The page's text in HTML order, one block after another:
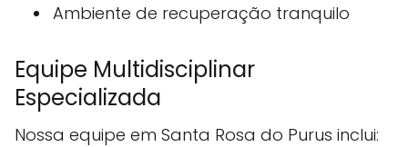
Ambiente de recuperação tranquilo
Equipe Multidisciplinar
Especializada
Nossa equipe em Santa Rosa do Purus inclui: